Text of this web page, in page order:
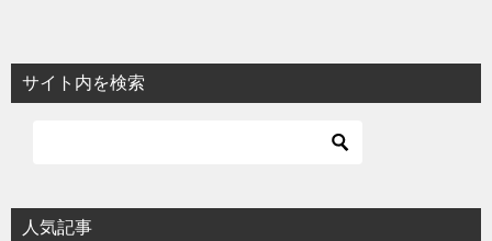
サイト内を検索
人気記事